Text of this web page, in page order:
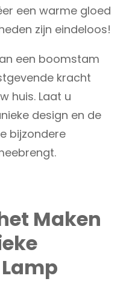
een warme gloed
zijn eindeloos!
een boomstam
kracht
huis. Laat u
design en de
bijzondere
Maken